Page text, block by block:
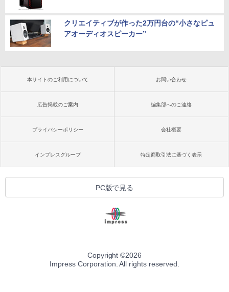
クリエイティブが作った2万円台の“小さなピュ
アオーディオスピーカー”
本サイトのご利用について お問い合わせ
広告掲載のご案内 編集部へのご連絡
プライバシーポリシー 会社概要
インプレスグループ 特定商取引法に基づく表示
PC版で見る
Copyright ©2026
Impress Corporation. All rights reserved.